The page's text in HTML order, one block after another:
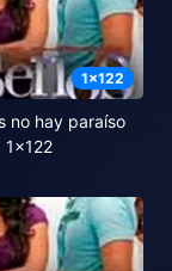
1x122
no hay paraíso
1x122